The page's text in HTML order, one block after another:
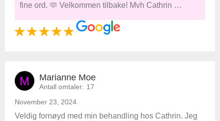
fine ord. 🫶 Velkommen tilbake! Mvh Cathrin …
M Marianne Moe
Antall omtaler: 17
November 23, 2024
Veldig fornøyd med min behandling hos Cathrin. Jeg